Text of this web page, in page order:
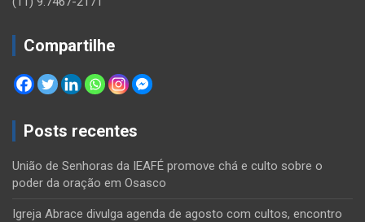
Compartilhe
Posts recentes
União de Senhoras da IEAFÉ promove chá e culto sobre o
poder da oração em Osasco
Igreja Abrace divulga agenda de agosto com cultos, encontro